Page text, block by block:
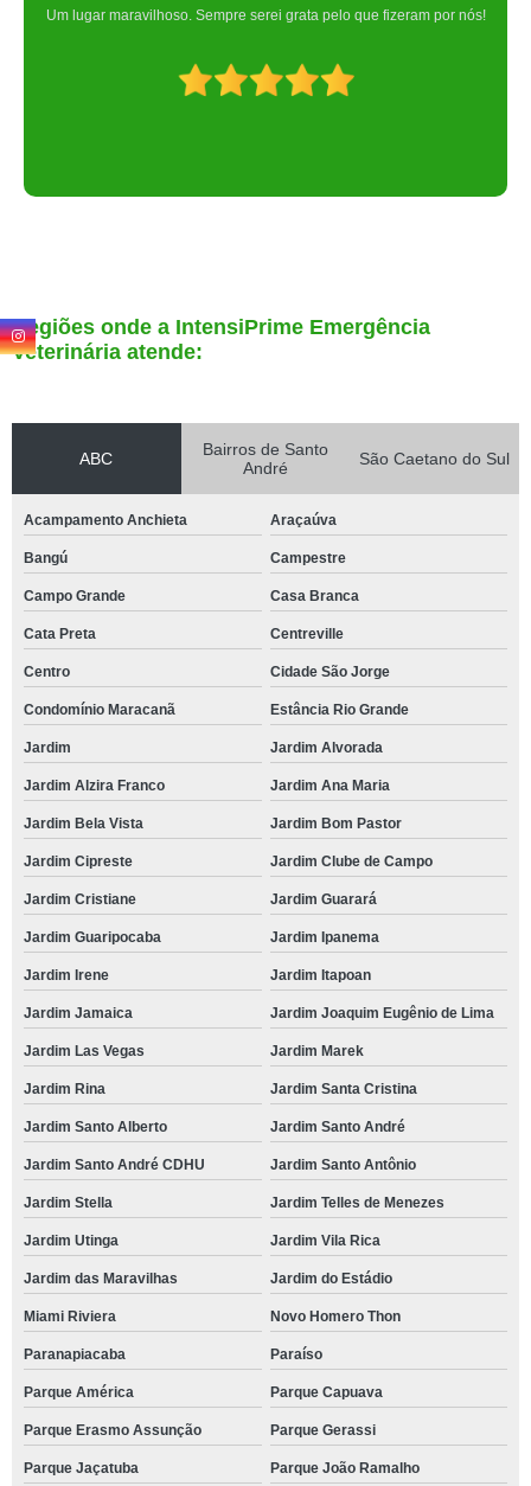
Um lugar maravilhoso. Sempre serei grata pelo que fizeram por nós!
Regiões onde a IntensiPrime Emergência
Veterinária atende:
ABC
Bairros de Santo
André
São Caetano do Sul
Acampamento Anchieta Araçaúva
Bangú Campestre
Campo Grande Casa Branca
Cata Preta Centreville
Centro Cidade São Jorge
Condomínio Maracanã Estância Rio Grande
Jardim Jardim Alvorada
Jardim Alzira Franco Jardim Ana Maria
Jardim Bela Vista Jardim Bom Pastor
Jardim Cipreste Jardim Clube de Campo
Jardim Cristiane Jardim Guarará
Jardim Guaripocaba Jardim Ipanema
Jardim Irene Jardim Itapoan
Jardim Jamaica Jardim Joaquim Eugênio de Lima
Jardim Las Vegas Jardim Marek
Jardim Rina Jardim Santa Cristina
Jardim Santo Alberto Jardim Santo André
Jardim Santo André CDHU Jardim Santo Antônio
Jardim Stella Jardim Telles de Menezes
Jardim Utinga Jardim Vila Rica
Jardim das Maravilhas Jardim do Estádio
Miami Riviera Novo Homero Thon
Paranapiacaba Paraíso
Parque América Parque Capuava
Parque Erasmo Assunção Parque Gerassi
Parque Jaçatuba Parque João Ramalho